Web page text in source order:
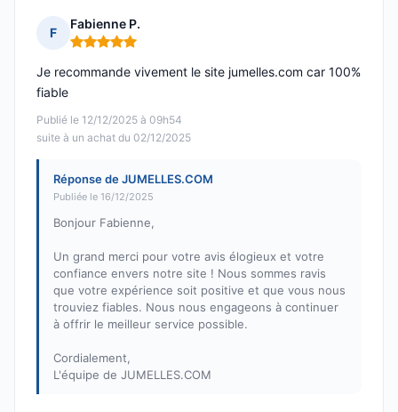
F
Fabienne P.
Note : 5 sur 5
Publié le 12/12/2025 à 09h54
suite à un achat du 02/12/2025
Je recommande vivement le site jumelles.com car 100%
fiable
Réponse de JUMELLES.COM
Publiée le 16/12/2025
Bonjour Fabienne,
Un grand merci pour votre avis élogieux et votre
confiance envers notre site ! Nous sommes ravis
que votre expérience soit positive et que vous nous
trouviez fiables. Nous nous engageons à continuer
à offrir le meilleur service possible.
Cordialement,
L'équipe de JUMELLES.COM